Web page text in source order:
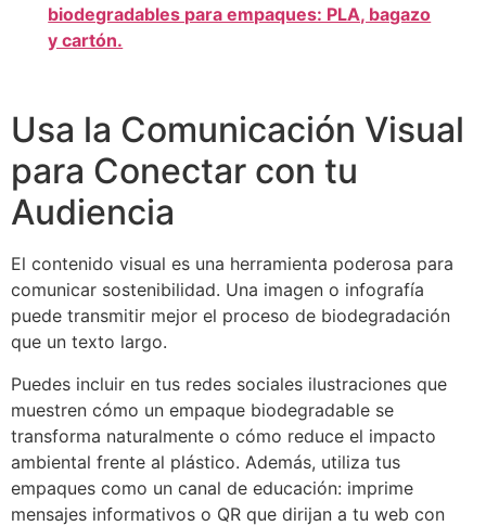
biodegradables para empaques: PLA, bagazo
y cartón.
Usa la Comunicación Visual
para Conectar con tu
Audiencia
El contenido visual es una herramienta poderosa para
comunicar sostenibilidad. Una imagen o infografía
puede transmitir mejor el proceso de biodegradación
que un texto largo.
Puedes incluir en tus redes sociales ilustraciones que
muestren cómo un empaque biodegradable se
transforma naturalmente o cómo reduce el impacto
ambiental frente al plástico. Además, utiliza tus
empaques como un canal de educación: imprime
mensajes informativos o QR que dirijan a tu web con